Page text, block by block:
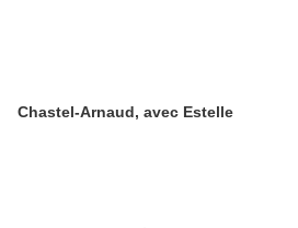
Chastel-Arnaud, avec Estelle